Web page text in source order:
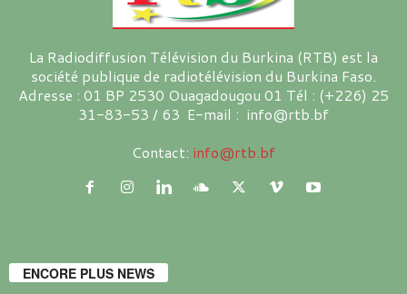
La Radiodiffusion Télévision du Burkina (RTB) est la
société publique de radiotélévision du Burkina Faso.
Adresse : 01 BP 2530 Ouagadougou 01 Tél : (+226) 25
31-83-53 / 63 E-mail : info@rtb.bf
Contact: info@rtb.bf
ENCORE PLUS NEWS